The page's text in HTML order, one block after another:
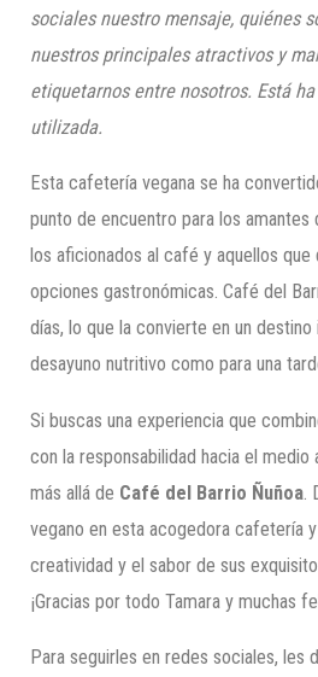
sociales nuestro mensaje, quiénes
nuestros principales atractivos y
etiquetarnos entre nosotros. Está
utilizada.
Esta cafetería vegana se ha
punto de encuentro para los amantes
los aficionados al café y aquellos que
opciones gastronómicas. Café del
días, lo que la convierte en un destino
desayuno nutritivo como para una
Si buscas una experiencia que
con la responsabilidad hacia el medio
más allá de Café del Barrio Ñuñoa.
vegano en esta acogedora cafetería
creatividad y el sabor de sus
¡Gracias por todo Tamara y muchas
Para seguirles en redes sociales, les